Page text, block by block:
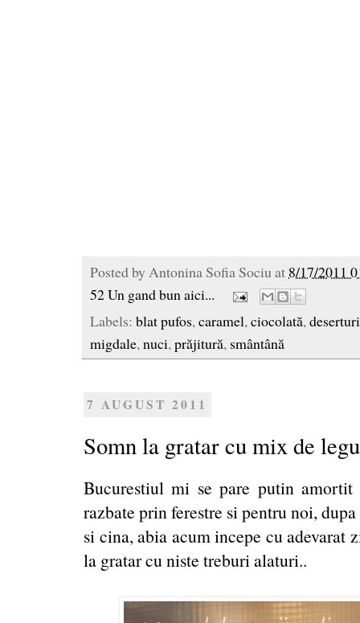
Posted by Antonina Sofia Sociu at 8/17/2011
52 Un gand bun aici...
Labels: blat pufos,caramel,ciocolată,
migdale,nuci,prăjitură, smântână
7 AUGUST 2011
Somn la gratar cu mix de
Bucurestiul mi se pare putin
razbate prin ferestre si pentru noi,
si cina, abia acum incepe cu adevarat
la gratar cu niste treburi alaturi..